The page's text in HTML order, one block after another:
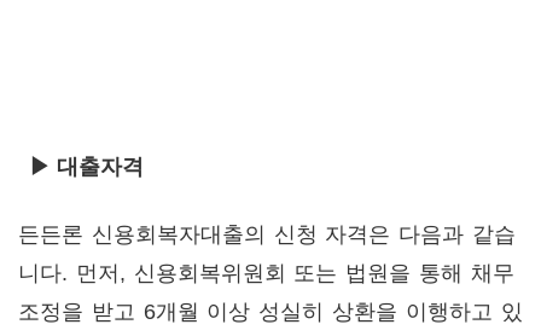
▶ 대출자격
든든론 신용회복자대출의 신청 자격은 다음과 같습
니다. 먼저, 신용회복위원회 또는 법원을 통해 채무
조정을 받고 6개월 이상 성실히 상환을 이행하고 있